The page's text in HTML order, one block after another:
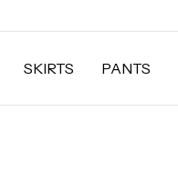
SKIRTS PANTS